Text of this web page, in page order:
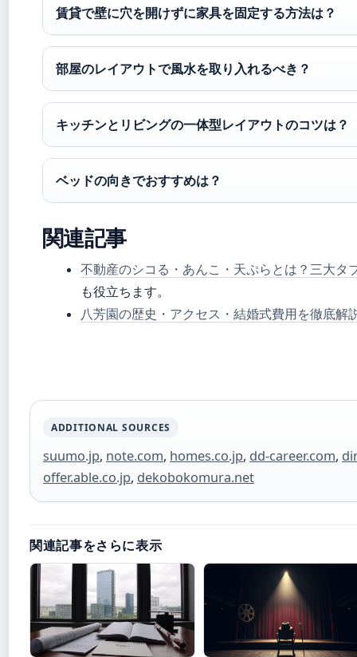
賃貸で壁に穴を開けずに家具を固定する方法は？
部屋のレイアウトで風水を取り入れるべき？
キッチンとリビングの一体型レイアウトのコツは？
ベッドの向きでおすすめは？
関連記事
不動産のシコる・あんこ・天ぷらとは？三大タ
も役立ちます。
八芳園の歴史・アクセス・結婚式費用を徹底解
ADDITIONAL SOURCES
suumo.jp, note.com, homes.co.jp, dd-career.com,
offer.able.co.jp, dekobokomura.net
関連記事をさらに表示